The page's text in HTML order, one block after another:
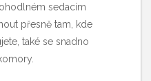
sedacím
přesně tam, kde
také se snadno